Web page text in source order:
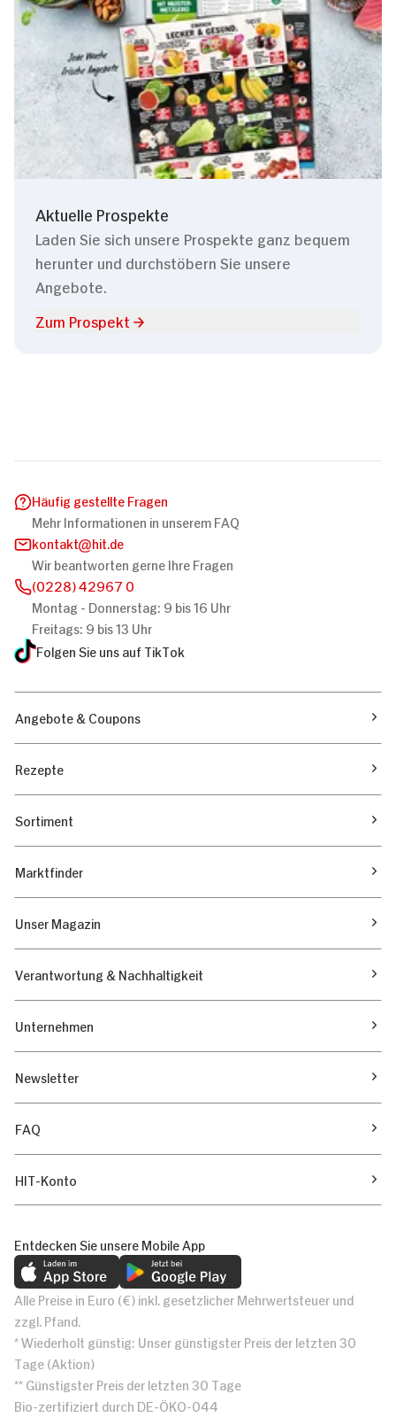
Aktuelle Prospekte
Laden Sie sich unsere Prospekte ganz bequem
herunter und durchstöbern Sie unsere
Angebote.
Zum Prospekt
Häufig gestellte Fragen
Mehr Informationen in unserem FAQ
kontakt
hit.de
Wir beantworten gerne Ihre Fragen
(0228) 42967 0
Montag - Donnerstag: 9 bis 16 Uhr
Freitags: 9 bis 13 Uhr
Folgen Sie uns auf TikTok
Angebote & Coupons
Rezepte
Sortiment
Marktfinder
Unser Magazin
Verantwortung & Nachhaltigkeit
Unternehmen
Newsletter
FAQ
HIT-Konto
Entdecken Sie unsere Mobile App
Alle Preise in Euro (€) inkl. gesetzlicher Mehrwertsteuer und
zzgl. Pfand.
* Wiederholt günstig: Unser günstigster Preis der letzten 30
Tage (Aktion)
** Günstigster Preis der letzten 30 Tage
Bio-zertifiziert durch DE-ÖKO-044